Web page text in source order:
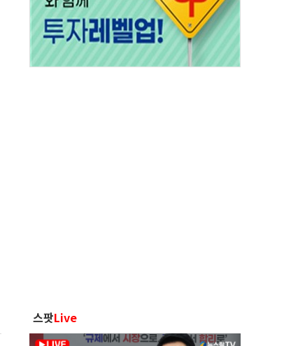
스팟Live